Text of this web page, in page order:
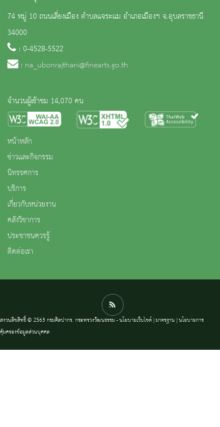
74 หมู่ 10 ถนนเลี่ยงเมือง ตำบลแจระแม อำเภอเมืองฯ จ.อุบลราชธานี
34000
: 0-4528-5522
: na_ubonrajthani@finearts.go.th
จำนวนผู้เข้าชม 14,070 คน
หน้าหลัก
ข่าวและกิจกรรม
นิทรรศการ
บริการ
เกี่ยวกับหน่วยงาน
คลังวิชาการ
ประชาชนควรรู้
ติดต่อเรา
สงวนลิขสิทธิ์ © 2563 กรมศิลปากร. กระทรวงวัฒนธรรม -นโยบายเว็บไซต์|มาตรฐาน |นโยบายการ
คุ้มครองข้อมูลส่วนบุคคล